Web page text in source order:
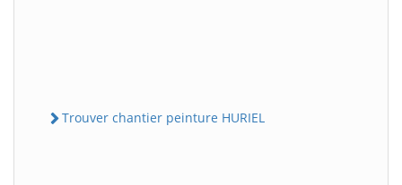
Trouver chantier peinture HURIEL